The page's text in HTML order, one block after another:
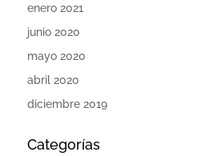
enero 2021
junio 2020
mayo 2020
abril 2020
diciembre 2019
Categorías